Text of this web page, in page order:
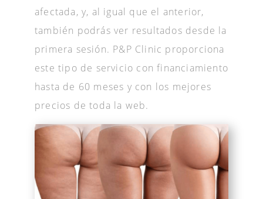
afectada, y, al igual que el anterior,
también podrás ver resultados desde la
primera sesión. P&P Clinic proporciona
este tipo de servicio con financiamiento
hasta de 60 meses y con los mejores
precios de toda la web.